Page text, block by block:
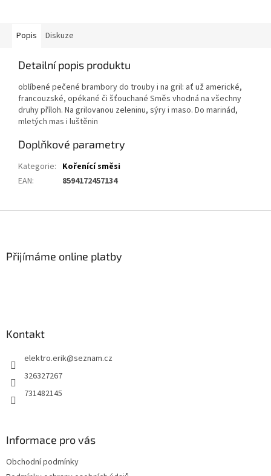
Popis Diskuze
Detailní popis produktu
oblíbené pečené brambory do trouby i na gril: ať už americké,
francouzské, opékané či šťouchané Směs vhodná na všechny
druhy příloh. Na grilovanou zeleninu, sýry i maso. Do marinád,
mletých mas i luštěnin
Doplňkové parametry
Kategorie: Kořenící směsi
EAN: 8594172457134
Přijímáme online platby
Kontakt
elektro.erik@seznam.cz
326327267
731482145
Informace pro vás
Obchodní podmínky